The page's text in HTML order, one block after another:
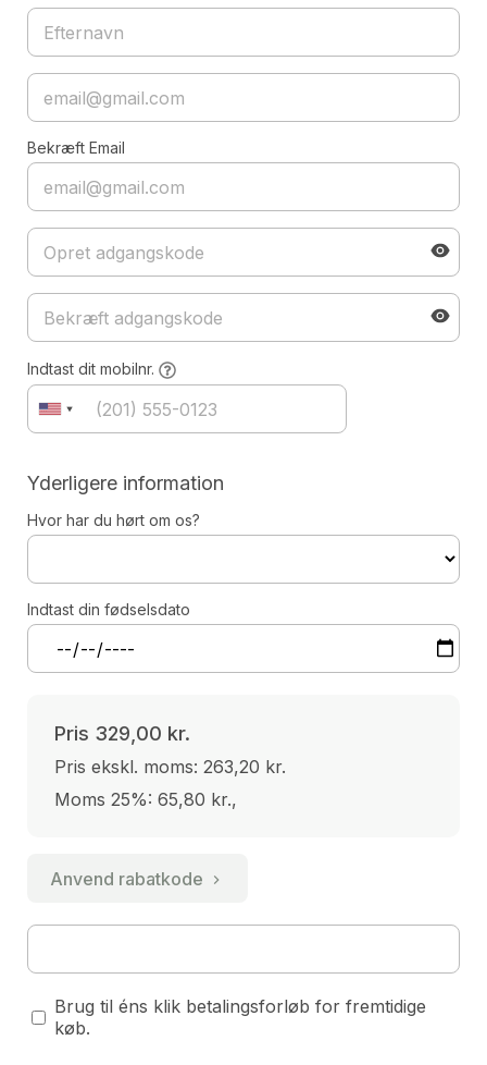
Bekræft Email
Indtast dit mobilnr.
Yderligere information
Hvor har du hørt om os?
Indtast din fødselsdato
Pris 329,00 kr.
Pris ekskl. moms: 263,20 kr.
Moms 25%: 65,80 kr.,
Anvend rabatkode
Brug til éns klik betalingsforløb for fremtidige
køb.